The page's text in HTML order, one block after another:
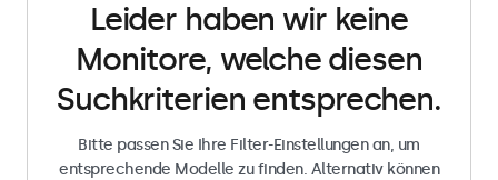
Leider haben wir keine
Monitore, welche diesen
Suchkriterien entsprechen.
Bitte passen Sie Ihre Filter-Einstellungen an, um
entsprechende Modelle zu finden. Alternativ können